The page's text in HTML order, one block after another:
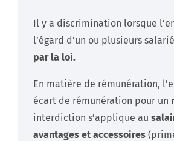
Il y a discrimination lorsque
l’égard d’un ou plusieurs
par la loi.
En matière de rémunération,
écart de rémunération pour un
interdiction s’applique au
avantages et accessoires